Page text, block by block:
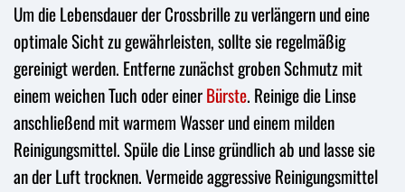
Um die Lebensdauer der Crossbrille zu verlängern und eine
optimale Sicht zu gewährleisten, sollte sie regelmäßig
gereinigt werden. Entferne zunächst groben Schmutz mit
einem weichen Tuch oder einerBürste. Reinige die Linse
anschließend mit warmem Wasser und einem milden
Reinigungsmittel. Spüle die Linse gründlich ab und lasse sie
an der Luft trocknen. Vermeide aggressive Reinigungsmittel